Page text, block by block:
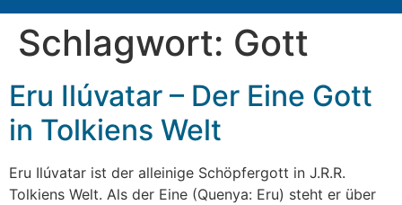
Schlagwort: Gott
Eru Ilúvatar – Der Eine Gott
in Tolkiens Welt
Eru Ilúvatar ist der alleinige Schöpfergott in J.R.R.
Tolkiens Welt. Als der Eine (Quenya: Eru) steht er über